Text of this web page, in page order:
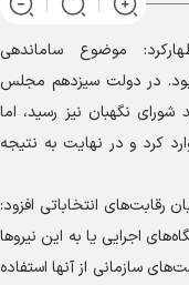
موضوع ساماندهی
در دولت سیزدهم مجلس
نگهبان نیز رسید، اما
کرد و در نهایت به نتیجه
رقابت‌های انتخاباتی افزود:
اجرایی یا به این نیرو‌ها
سازمانی از آنها استفاده